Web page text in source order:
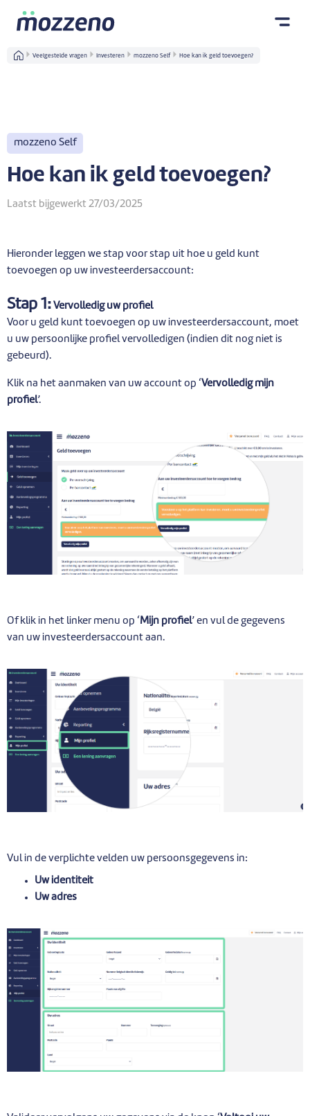
Veelgestelde vragen Investeren mozzeno Self Hoe kan ik geld toevoegen?
mozzeno Self
Hoe kan ik geld toevoegen?
Laatst bijgewerkt 27/03/2025
Hieronder leggen we stap voor stap uit hoe u geld kunt
toevoegen op uw investeerdersaccount:
Stap 1: Vervolledig uw profiel
Voor u geld kunt toevoegen op uw investeerdersaccount, moet
u uw persoonlijke profiel vervolledigen (indien dit nog niet is
gebeurd).
Klik na het aanmaken van uw account op ‘Vervolledig mijn
profiel’.
Of klik in het linker menu op ‘Mijn profiel’ en vul de gegevens
van uw investeerdersaccount aan.
Vul in de verplichte velden uw persoonsgegevens in:
Uw identiteit
Uw adres